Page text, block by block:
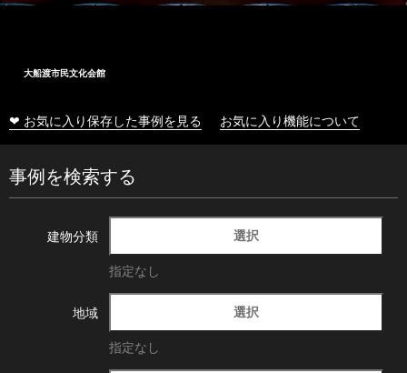
大船渡市民文化会館
❤ お気に入り保存した事例を見る お気に入り機能について
事例を検索する
建物分類 選択
指定なし
地域 選択
指定なし